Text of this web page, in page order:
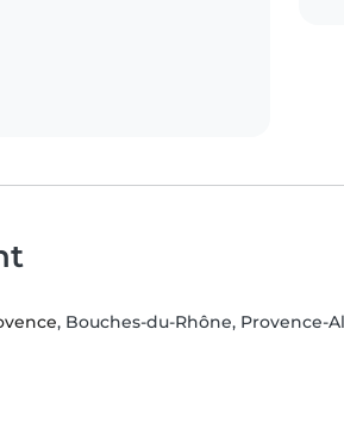
, Bouches-du-Rhône, Provence-